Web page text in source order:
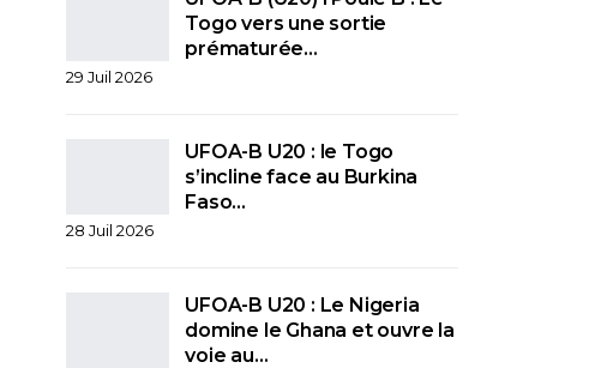
Togo vers une sortie
prématurée…
29 Juil 2026
UFOA-B U20 : le Togo
s’incline face au Burkina
Faso…
28 Juil 2026
UFOA-B U20 : Le Nigeria
domine le Ghana et ouvre la
voie au…